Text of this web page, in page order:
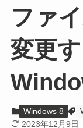
ファ
変更
Windows 8
2023年12月9日